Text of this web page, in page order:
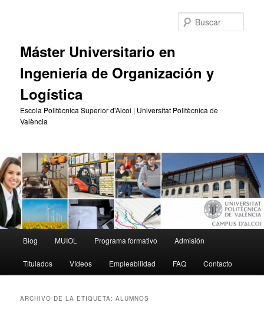
Máster Universitario en
Ingeniería de Organización y
Logística
Escola Politècnica Superior d'Alcoi | Universitat Politècnica de
València
principal
Blog MUIOL Programa formativo Admisión
Titulados Vídeos Empleabilidad FAQ Contacto
ARCHIVO DE LA ETIQUETA:ALUMNOS